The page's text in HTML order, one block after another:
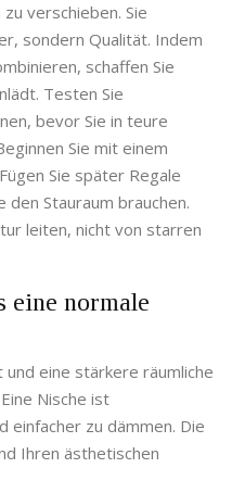
verschieben. Sie
sondern Qualität. Indem
schaffen Sie
Testen Sie
bevor Sie in teure
Sie mit einem
Sie später Regale
den Stauraum brauchen.
leiten, nicht von starren
eine normale
eine stärkere räumliche
Nische ist
einfacher zu dämmen. Die
Ihren ästhetischen